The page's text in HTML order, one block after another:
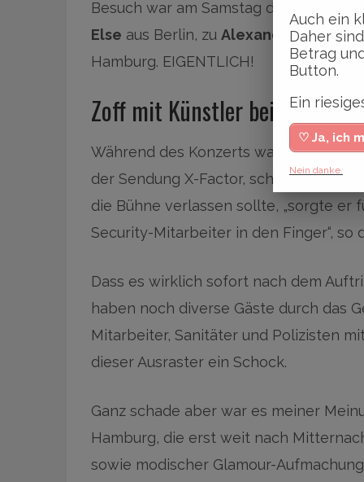
Besuch war am Samstag da und
Else aus Berlin, zu Alexander Knappe
Hamburg. EIGENTLICH!
Zoff mit Künstler beim
Während des Konzerts war der
der Sendung X-Factor, schon sehr
die Bühne verlassen sollte, „sorgte er
Security-Mitarbeiter in den Finger“, so
Dass es wirklich sofort nach dem
haben noch diverse Gäste durch das
Mitarbeiter, Sanitäter und Polizisten
dieser Ausraster ein Schock.
Ganz schade aber war es meiner
Hamburg, die erst weit nach
sowie modischer Glamour-
Auch ein
Daher sind
Betrag
Button.
Ein
♡ Ja, ich
Nein danke.